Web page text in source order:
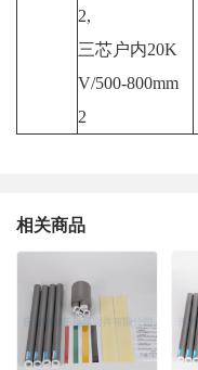
2,
三芯户内20K
V/500-800mm
2
相关商品